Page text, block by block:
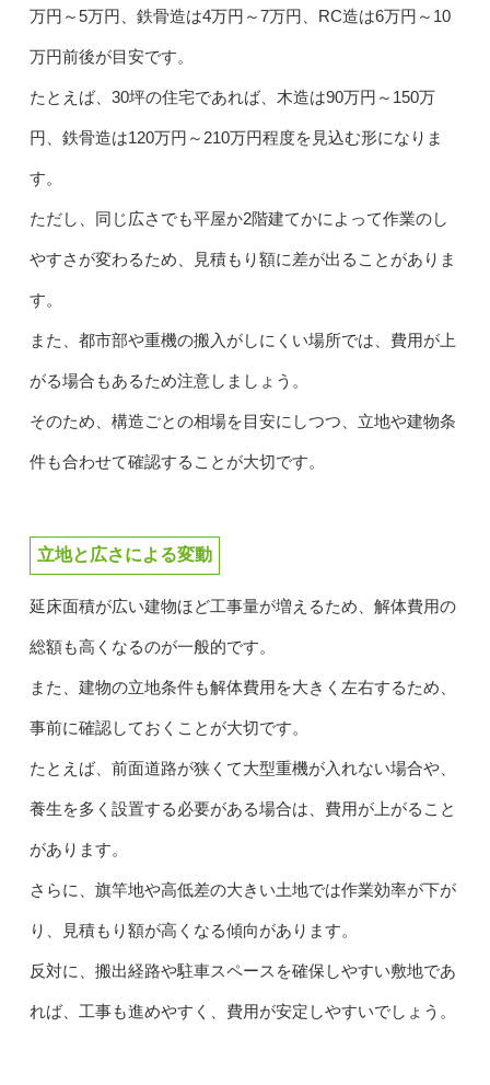
万円～5万円、鉄骨造は4万円～7万円、RC造は6万円～10
万円前後が目安です。
たとえば、30坪の住宅であれば、木造は90万円～150万
円、鉄骨造は120万円～210万円程度を見込む形になりま
す。
ただし、同じ広さでも平屋か2階建てかによって作業のし
やすさが変わるため、見積もり額に差が出ることがありま
す。
また、都市部や重機の搬入がしにくい場所では、費用が上
がる場合もあるため注意しましょう。
そのため、構造ごとの相場を目安にしつつ、立地や建物条
件も合わせて確認することが大切です。
立地と広さによる変動
延床面積が広い建物ほど工事量が増えるため、解体費用の
総額も高くなるのが一般的です。
また、建物の立地条件も解体費用を大きく左右するため、
事前に確認しておくことが大切です。
たとえば、前面道路が狭くて大型重機が入れない場合や、
養生を多く設置する必要がある場合は、費用が上がること
があります。
さらに、旗竿地や高低差の大きい土地では作業効率が下が
り、見積もり額が高くなる傾向があります。
反対に、搬出経路や駐車スペースを確保しやすい敷地であ
れば、工事も進めやすく、費用が安定しやすいでしょう。